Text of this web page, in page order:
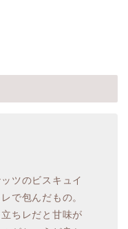
ツのビスキュイ
で包んだもの。
ちレだと甘味が